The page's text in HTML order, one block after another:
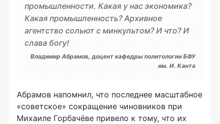
промышленности. Какая у нас экономика?
Какая промышленность? Архивное
агентство сольют с минкультом? И что? И
слава богу!
Владимир Абрамов, доцент кафедры политологии БФУ
им. И. Канта
Абрамов напомнил, что последнее масштабное
«советское» сокращение чиновников при
Михаиле Горбачёве привело к тому, что их